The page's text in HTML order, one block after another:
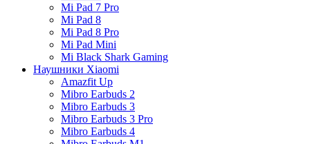
Mi Pad 7 Pro
Mi Pad 8
Mi Pad 8 Pro
Mi Pad Mini
Mi Black Shark Gaming
Наушники Xiaomi
Amazfit Up
Mibro Earbuds 2
Mibro Earbuds 3
Mibro Earbuds 3 Pro
Mibro Earbuds 4